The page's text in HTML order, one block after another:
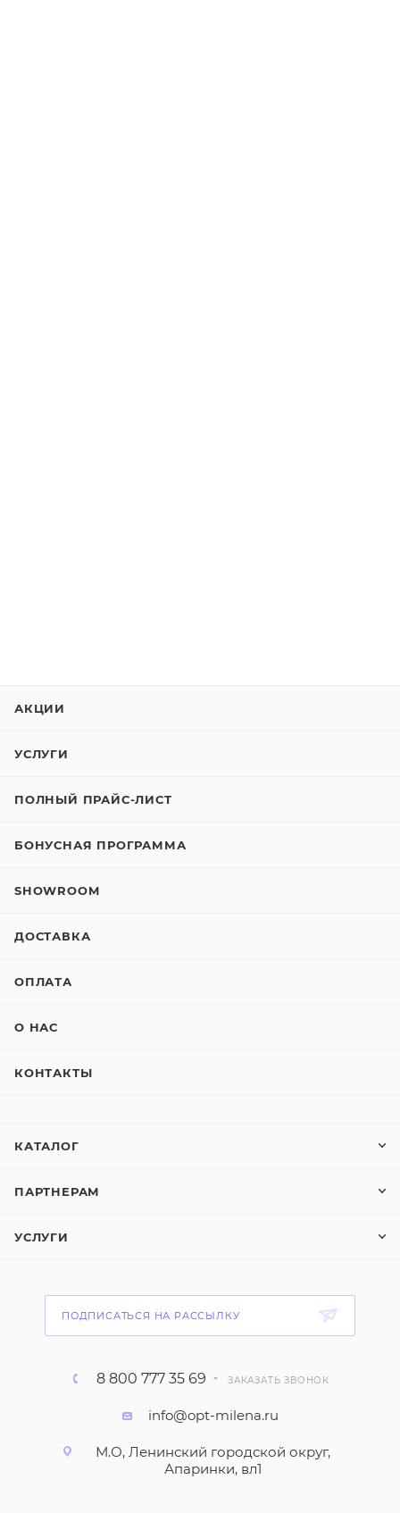
АКЦИИ
УСЛУГИ
ПОЛНЫЙ ПРАЙС-ЛИСТ
БОНУСНАЯ ПРОГРАММА
SHOWROOM
ДОСТАВКА
ОПЛАТА
О НАС
КОНТАКТЫ
КАТАЛОГ
ПАРТНЕРАМ
УСЛУГИ
ПОДПИСАТЬСЯ НА РАССЫЛКУ
8 800 777 35 69 ЗАКАЗАТЬ ЗВОНОК
info@opt-milena.ru
М.О, Ленинский городской округ,
Апаринки, вл1